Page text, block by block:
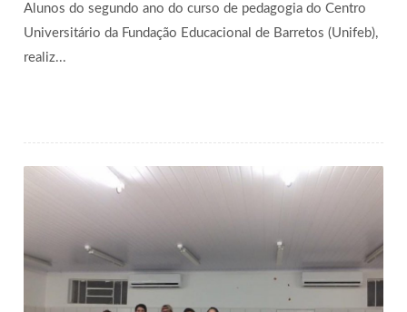
Alunos do segundo ano do curso de pedagogia do Centro
Universitário da Fundação Educacional de Barretos (Unifeb),
realiz...